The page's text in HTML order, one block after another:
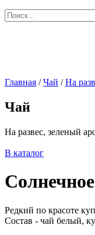
Искать:
Главная /Чай /На
Чай
На развес, зеленый
В каталог
Редкий по красоте
Состав - чай белый,